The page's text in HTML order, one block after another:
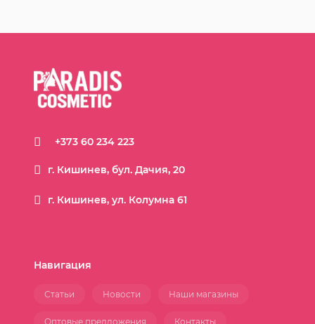
г. Кишинев, ул. Колумна 61
+373 60 234 223
г. Кишинев, бул. Дачия, 20
Статьи Новости Наши магазины
Оптовые предложения Контакты
Навигация